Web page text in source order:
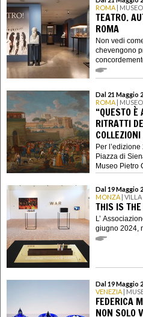
ROMA |
TEATRO.
ROMA
Non vedi
chevengono
Dal 21 Maggio
ROMA |
“QUESTO È
RITRATTI
Per
Piazza di
Museo Pietro
Dal 19 Maggio
MONZA | VILLA
THIS IS
L’
giugno 2024,
Dal 19 Maggio
VENEZIA |
FEDERICA
NON SOLO